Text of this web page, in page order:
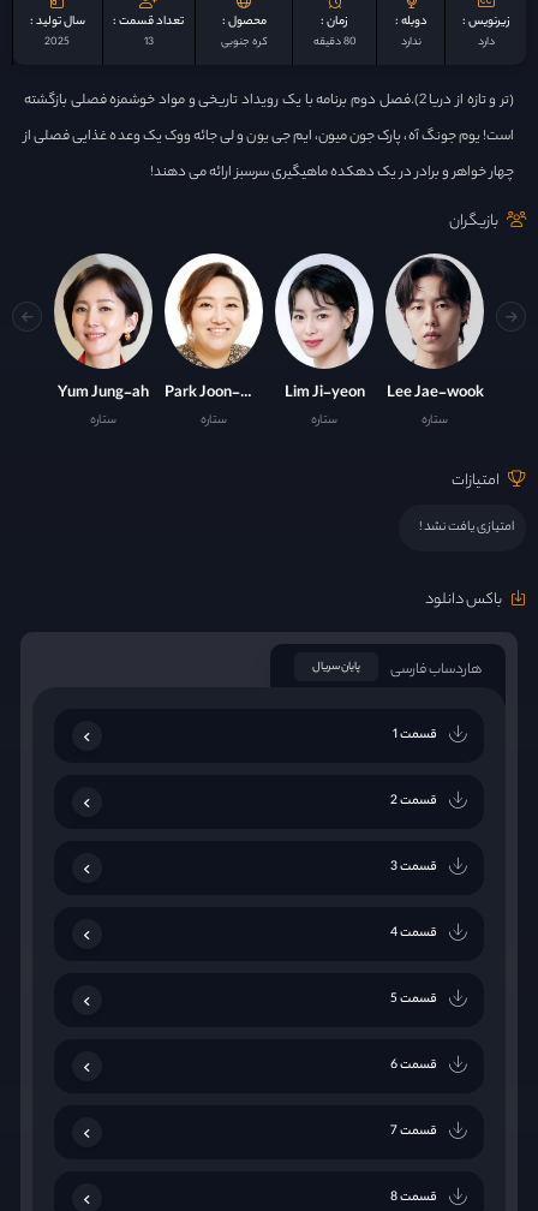
زیرنویس :
دارد
دوبله :
ندارد
زمان :
80 دقیقه
محصول :
کره جنوبی
تعداد قسمت :
13
سال تولید :
2025
(تر و تازه از دریا 2).فصل دوم برنامه با یک رویداد تاریخی و مواد خوشمزه فصلی بازگشته
است! یوم جونگ آه، پارک جون میون، ایم جی یون و لی جائه ووک یک وعده غذایی فصلی از
چهار خواهر و برادر در یک دهکده ماهیگیری سرسبز ارائه می دهند!
بازیگران
Lee Jae-wook
ستاره
Lim Ji-yeon
ستاره
Park Joon-myeon
ستاره
Yum Jung-ah
ستاره
امتیازات
امتیازی یافت نشد !
باکس دانلود
هاردساب فارسی پایان سریال
قسمت 1
قسمت 2
قسمت 3
قسمت 4
قسمت 5
قسمت 6
قسمت 7
قسمت 8